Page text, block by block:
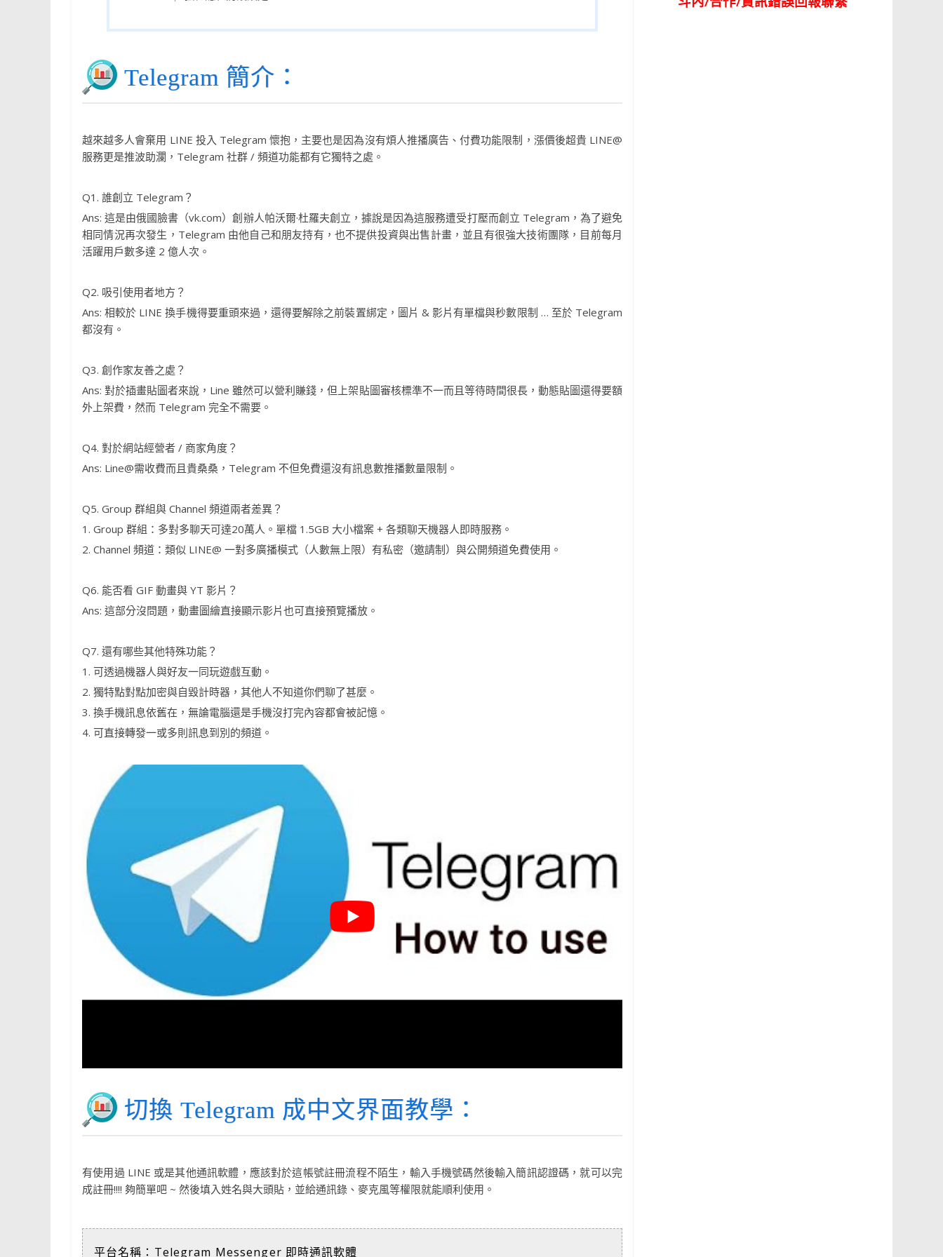
Telegram 簡介：
越來越多人會棄用 LINE 投入 Telegram 懷抱，主要也是因為沒有煩人推播廣告、付費功能限制，漲價後超貴 LINE@
服務更是推波助瀾，Telegram 社群 / 頻道功能都有它獨特之處。
Q1. 誰創立 Telegram？
Ans: 這是由俄國臉書（vk.com）創辦人帕沃爾·杜羅夫創立，據說是因為這服務遭受打壓而創立 Telegram，為了避免
相同情況再次發生，Telegram 由他自己和朋友持有，也不提供投資與出售計畫，並且有很強大技術團隊，目前每月
活躍用戶數多達 2 億人次。
Q2. 吸引使用者地方？
Ans: 相較於 LINE 換手機得要重頭來過，還得要解除之前裝置綁定，圖片 & 影片有單檔與秒數限制 … 至於 Telegram
都沒有。
Q3. 創作家友善之處？
Ans: 對於插畫貼圖者來說，Line 雖然可以營利賺錢，但上架貼圖審核標準不一而且等待時間很長，動態貼圖還得要額
外上架費，然而 Telegram 完全不需要。
Q4. 對於網站經營者 / 商家角度？
Ans: Line@需收費而且貴桑桑，Telegram 不但免費還沒有訊息數推播數量限制。
Q5. Group 群組與 Channel 頻道兩者差異？
1. Group 群組：多對多聊天可達20萬人。單檔 1.5GB 大小檔案 + 各類聊天機器人即時服務。
2. Channel 頻道：類似 LINE@ 一對多廣播模式（人數無上限）有私密（邀請制）與公開頻道免費使用。
Q6. 能否看 GIF 動畫與 YT 影片？
Ans: 這部分沒問題，動畫圖繪直接顯示影片也可直接預覽播放。
Q7. 還有哪些其他特殊功能？
1. 可透過機器人與好友一同玩遊戲互動。
2. 獨特點對點加密與自毀計時器，其他人不知道你們聊了甚麼。
3. 換手機訊息依舊在，無論電腦還是手機沒打完內容都會被記憶。
4. 可直接轉發一或多則訊息到別的頻道。
切換 Telegram 成中文界面教學：
有使用過 LINE 或是其他通訊軟體，應該對於這帳號註冊流程不陌生，輸入手機號碼然後輸入簡訊認證碼，就可以完
成註冊!!!! 夠簡單吧 ~ 然後填入姓名與大頭貼，並給通訊錄、麥克風等權限就能順利使用。
平台名稱：Telegram Messenger 即時通訊軟體